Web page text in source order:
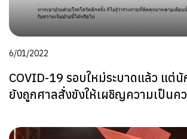
6/01/2022
COVID-19 รอบใหม่ระบาดแล้ว แต่นั
ยังถูกศาลสั่งขังให้เผชิญความเป็นค